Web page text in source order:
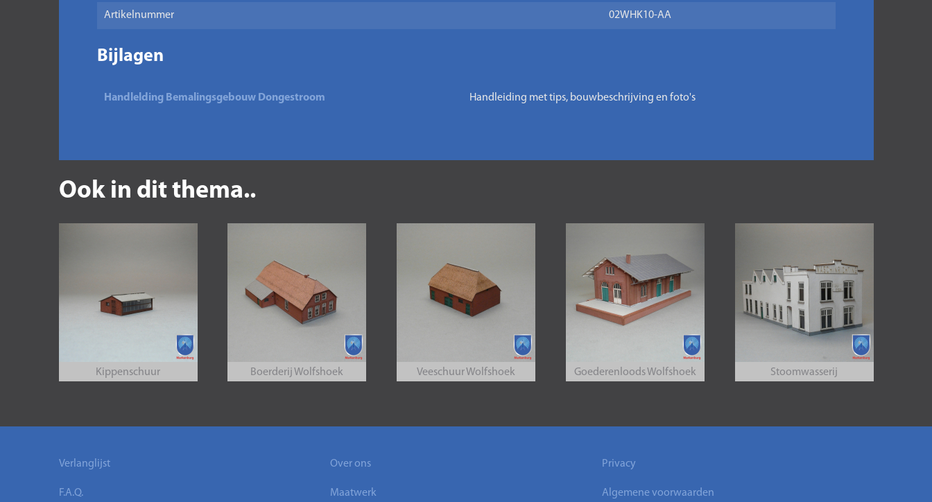
Artikelnummer 02WHK10-AA
Bijlagen
Handlelding Bemalingsgebouw Dongestroom Handleiding met tips, bouwbeschrijving en foto's
Ook in dit thema..
Kippenschuur Boerderij Wolfshoek Veeschuur Wolfshoek Goederenloods Wolfshoek Stoomwasserij
Verlanglijst
F.A.Q.
Over ons
Maatwerk
Privacy
Algemene voorwaarden